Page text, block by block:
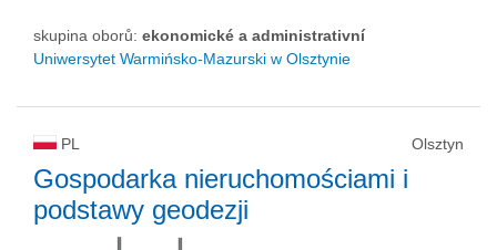
skupina oborů: ekonomické a administrativní
Uniwersytet Warmińsko-Mazurski w Olsztynie
PL Olsztyn
Gospodarka nieruchomościami i
podstawy geodezji